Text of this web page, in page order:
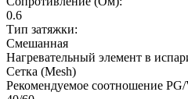
0.6
Тип затяжки:
Смешанная
Нагревательный элемент в
Сетка (Mesh)
Рекомендуемое соотношение